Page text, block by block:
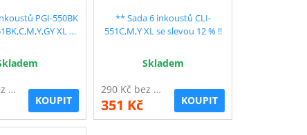
PGI-550BK
XL se
290 Kč bez DPH
KOUPIT
** Sada 6 inkoustů CLI-
551C,M,Y XL se slevou 12 % !!
Skladem
290 Kč bez DPH
351 Kč KOUPIT